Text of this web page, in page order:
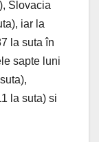
Slovacia
iar la
la suta în
sapte luni
la suta) si